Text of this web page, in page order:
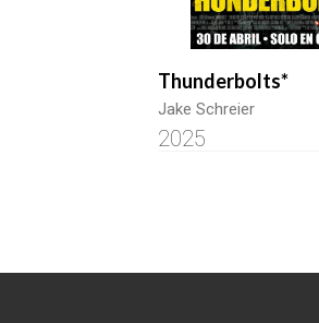
Thunderbolts*
Jake Schreier
2025